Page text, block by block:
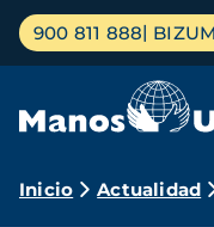
Pasar
contenido
Menú
principal
900 811 888
Ruta
Inicio Actualidad